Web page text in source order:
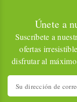
Únete a
Suscríbete a
ofertas
disfrutar al